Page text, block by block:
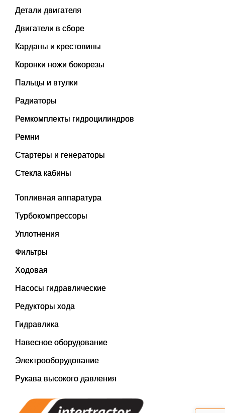
Детали двигателя
Двигатели в сборе
Карданы и крестовины
Коронки ножи бокорезы
Пальцы и втулки
Радиаторы
Ремкомплекты гидроцилиндров
Ремни
Стартеры и генераторы
Стекла кабины
Топливная аппаратура
Турбокомпрессоры
Уплотнения
Фильтры
Ходовая
Насосы гидравлические
Редукторы хода
Гидравлика
Навесное оборудование
Электрооборудование
Рукава высокого давления